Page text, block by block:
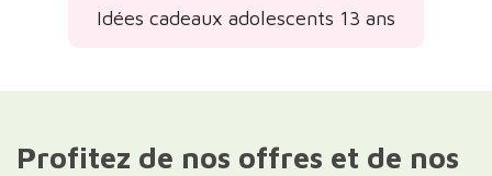
Idées cadeaux adolescents 13 ans
Profitez de nos offres et de nos